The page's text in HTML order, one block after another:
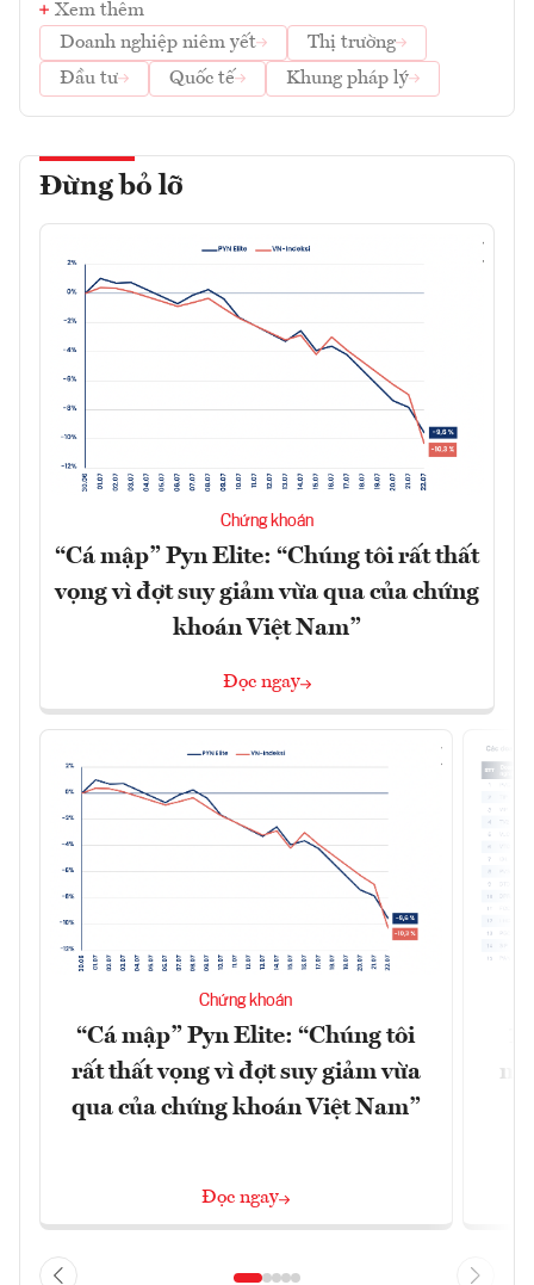
Xem thêm
Doanh nghiệp niêm yết
Thị trường
Đầu tư
Quốc tế Khung pháp lý
Đừng bỏ lỡ
Chứng khoán
“Cá mập” Pyn Elite: “Chúng tôi rất thất
vọng vì đợt suy giảm vừa qua của chứng
khoán Việt Nam”
Đọc ngay
Chứng khoán
“Cá mập” Pyn Elite: “Chúng tôi
rất thất vọng vì đợt suy giảm vừa
qua của chứng khoán Việt Nam”
Đọc ngay